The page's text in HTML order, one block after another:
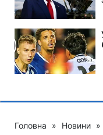
Головна » Новини »